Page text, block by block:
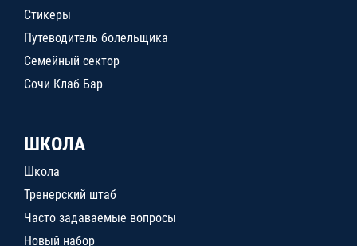
Стикеры
Путеводитель болельщика
Семейный сектор
Сочи Клаб Бар
ШКОЛА
Школа
Тренерский штаб
Часто задаваемые вопросы
Новый набор